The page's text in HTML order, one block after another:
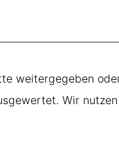
weitergegeben
Wir